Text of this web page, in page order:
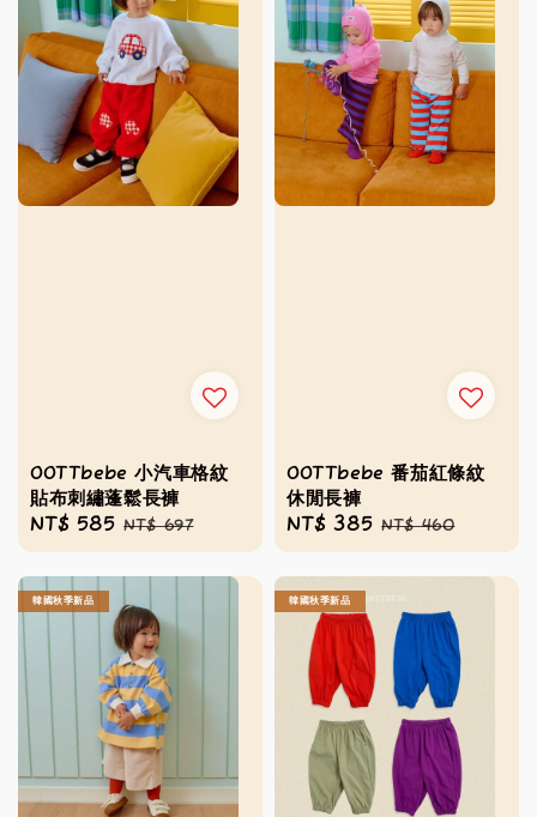
OOTTbebe 小汽車格紋
貼布刺繡蓬鬆長褲
Sale
price
NT$ 585 Regular
price
NT$ 697
OOTTbebe 番茄紅條紋
休閒長褲
Sale
price
NT$ 385 Regular
price
NT$ 460
韓國秋季新品 韓國秋季新品